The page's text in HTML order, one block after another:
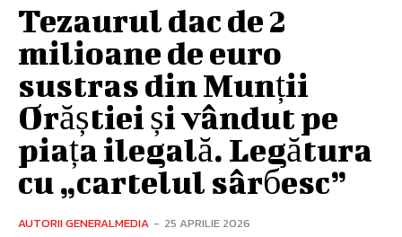
Tezaurul dac de 2
milioane de euro
sustras din Munții
Orăștiei și vândut pe
piața ilegală. Legătura
cu „cartelul sârбesc”
AUTORII GENERALMEDIA - 25 APRILIE 2026